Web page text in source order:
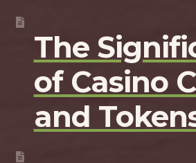
The
of Casino
and